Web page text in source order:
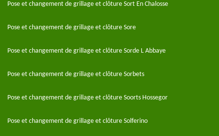
Pose et changement de grillage et clôture Sort En Chalosse
Pose et changement de grillage et clôture Sore
Pose et changement de grillage et clôture Sorde L Abbaye
Pose et changement de grillage et clôture Sorbets
Pose et changement de grillage et clôture Soorts Hossegor
Pose et changement de grillage et clôture Solferino